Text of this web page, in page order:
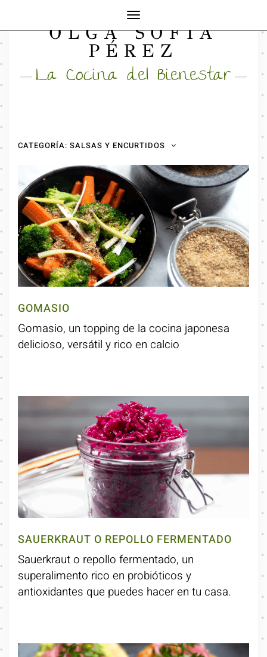
FACEBOOK
INSTAGRAM
MAIL
OLGA SOFÍA
PÉREZ
La Cocina del Bienestar
Cambiar
modo
de
navegación
CATEGORÍA: SALSAS Y ENCURTIDOS
GOMASIO
Gomasio, un topping de la cocina japonesa
delicioso, versátil y rico en calcio
SAUERKRAUT O REPOLLO FERMENTADO
Sauerkraut o repollo fermentado, un
superalimento rico en probióticos y
antioxidantes que puedes hacer en tu casa.